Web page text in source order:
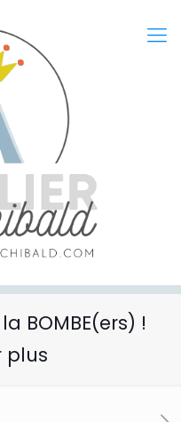
la BOMBE(ers) !
plus